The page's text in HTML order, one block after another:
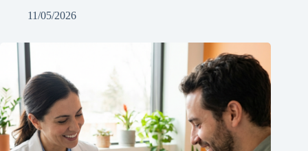
11/05/2026